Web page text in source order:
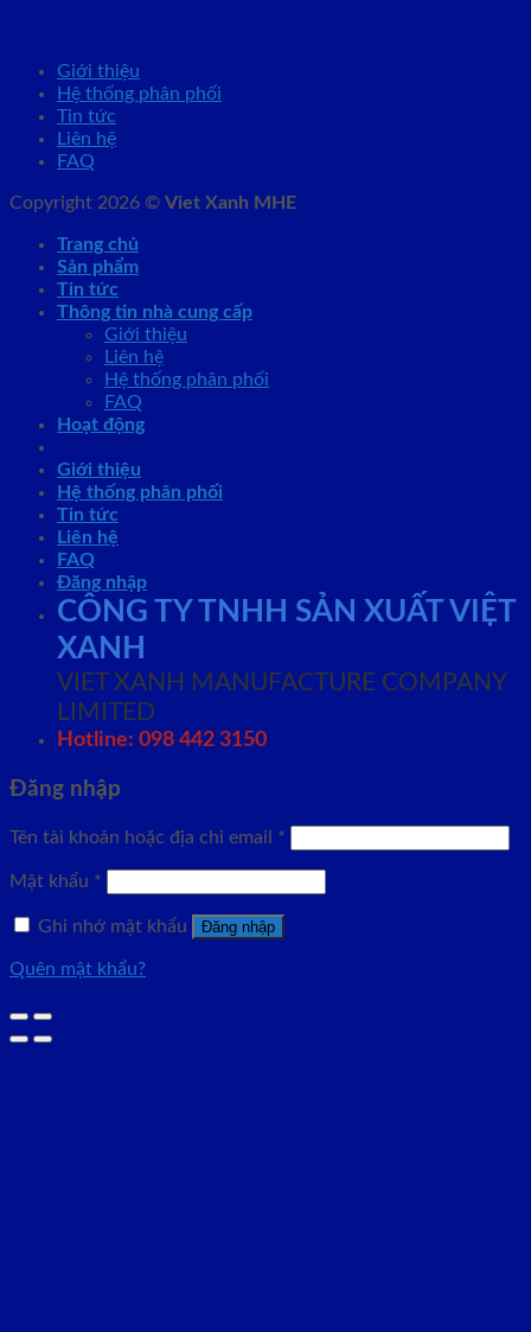
Giới thiệu
Hệ thống phân phối
Tin tức
Liên hệ
FAQ
Copyright 2026 © Viet Xanh MHE
Trang chủ
Sản phẩm
Tin tức
Thông tin nhà cung cấp
Giới thiệu
Liên hệ
Hệ thống phân phối
FAQ
Hoạt động
Giới thiệu
Hệ thống phân phối
Tin tức
Liên hệ
FAQ
Đăng nhập
CÔNG TY TNHH SẢN XUẤT VIỆT
XANH
VIET XANH MANUFACTURE COMPANY
LIMITED
Hotline: 098 442 3150
Đăng nhập
Tên tài khoản hoặc địa chỉ email *
Mật khẩu *
Ghi nhớ mật khẩu Đăng nhập
Quên mật khẩu?